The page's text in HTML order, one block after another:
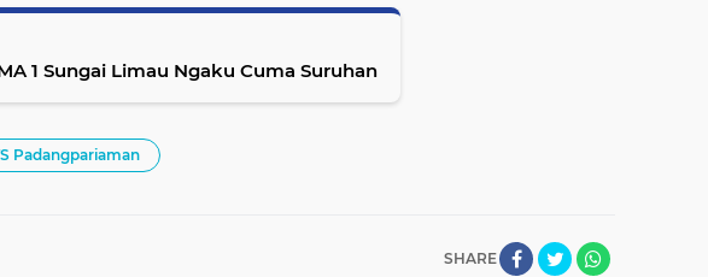
1 Sungai Limau Ngaku Cuma Suruhan
Padangpariaman
SHARE